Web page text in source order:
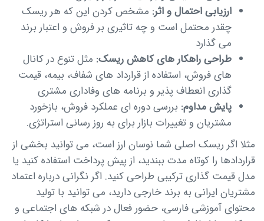
ارزیابی احتمال و اثر: مشخص کردن این که هر ریسک
چقدر محتمل است و چه تاثیری بر فروش و اعتبار برند
می گذارد
طراحی راهکار های کاهش ریسک: مثل تنوع در کانال
های فروش، استفاده از قرارداد های شفاف، بیمه، قیمت
گذاری انعطاف پذیر و برنامه های وفاداری مشتری
پایش مداوم: بررسی دوره ای عملکرد فروش، بازخورد
مشتریان و تغییرات بازار برای به روز رسانی استراتژی.
مثلا اگر ریسک اصلی شما نوسان ارز است، می توانید بخشی از
قراردادها را کوتاه مدت ببندید، از پیش پرداخت استفاده کنید یا
مدل قیمت گذاری ترکیبی طراحی کنید. اگر نگرانی درباره اعتماد
مشتریان ایرانی به برند خارجی دارید، می توانید با تولید
محتوای آموزشی فارسی، حضور فعال در شبکه های اجتماعی و